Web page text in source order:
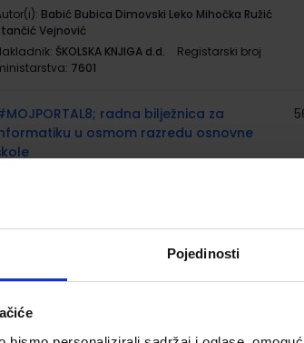
Pojedinosti
Babić Bubica Dimovski Leko Mihočka Ružić
Vejnović
ŠKOLSKA KNJIGA d.d.
Registarski broj
7601
radna bilježnica za
u osmom razredu osnovne
8; udžbenik biologije s dodatnim
sadržajima u osmom razredu
škole